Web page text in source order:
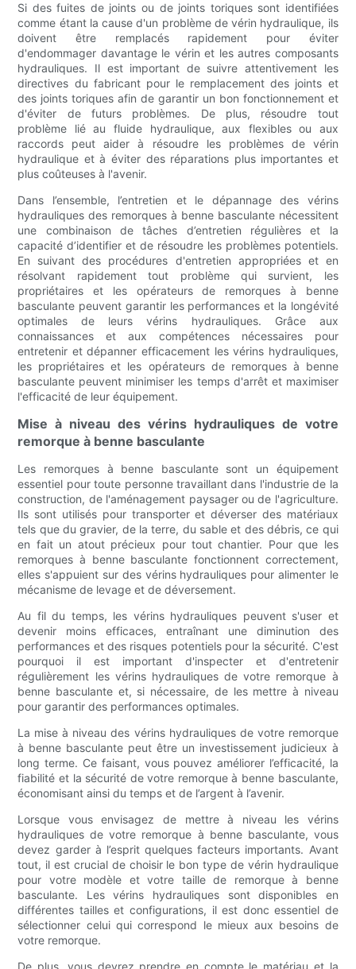
Si des fuites de joints ou de joints toriques sont identifiées
comme étant la cause d'un problème de vérin hydraulique, ils
doivent être remplacés rapidement pour éviter
d'endommager davantage le vérin et les autres composants
hydrauliques. Il est important de suivre attentivement les
directives du fabricant pour le remplacement des joints et
des joints toriques afin de garantir un bon fonctionnement et
d'éviter de futurs problèmes. De plus, résoudre tout
problème lié au fluide hydraulique, aux flexibles ou aux
raccords peut aider à résoudre les problèmes de vérin
hydraulique et à éviter des réparations plus importantes et
plus coûteuses à l'avenir.
Dans l’ensemble, l’entretien et le dépannage des vérins
hydrauliques des remorques à benne basculante nécessitent
une combinaison de tâches d’entretien régulières et la
capacité d’identifier et de résoudre les problèmes potentiels.
En suivant des procédures d'entretien appropriées et en
résolvant rapidement tout problème qui survient, les
propriétaires et les opérateurs de remorques à benne
basculante peuvent garantir les performances et la longévité
optimales de leurs vérins hydrauliques. Grâce aux
connaissances et aux compétences nécessaires pour
entretenir et dépanner efficacement les vérins hydrauliques,
les propriétaires et les opérateurs de remorques à benne
basculante peuvent minimiser les temps d'arrêt et maximiser
l'efficacité de leur équipement.
Mise à niveau des vérins hydrauliques de votre
remorque à benne basculante
Les remorques à benne basculante sont un équipement
essentiel pour toute personne travaillant dans l'industrie de la
construction, de l'aménagement paysager ou de l'agriculture.
Ils sont utilisés pour transporter et déverser des matériaux
tels que du gravier, de la terre, du sable et des débris, ce qui
en fait un atout précieux pour tout chantier. Pour que les
remorques à benne basculante fonctionnent correctement,
elles s'appuient sur des vérins hydrauliques pour alimenter le
mécanisme de levage et de déversement.
Au fil du temps, les vérins hydrauliques peuvent s'user et
devenir moins efficaces, entraînant une diminution des
performances et des risques potentiels pour la sécurité. C'est
pourquoi il est important d'inspecter et d'entretenir
régulièrement les vérins hydrauliques de votre remorque à
benne basculante et, si nécessaire, de les mettre à niveau
pour garantir des performances optimales.
La mise à niveau des vérins hydrauliques de votre remorque
à benne basculante peut être un investissement judicieux à
long terme. Ce faisant, vous pouvez améliorer l’efficacité, la
fiabilité et la sécurité de votre remorque à benne basculante,
économisant ainsi du temps et de l’argent à l’avenir.
Lorsque vous envisagez de mettre à niveau les vérins
hydrauliques de votre remorque à benne basculante, vous
devez garder à l’esprit quelques facteurs importants. Avant
tout, il est crucial de choisir le bon type de vérin hydraulique
pour votre modèle et votre taille de remorque à benne
basculante. Les vérins hydrauliques sont disponibles en
différentes tailles et configurations, il est donc essentiel de
sélectionner celui qui correspond le mieux aux besoins de
votre remorque.